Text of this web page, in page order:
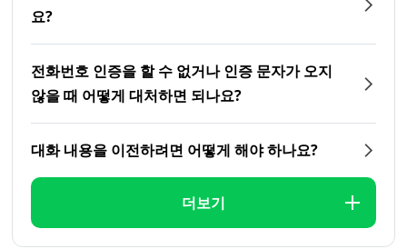
요?
전화번호 인증을 할 수 없거나 인증 문자가 오지
않을 때 어떻게 대처하면 되나요?
대화 내용을 이전하려면 어떻게 해야 하나요?
더보기